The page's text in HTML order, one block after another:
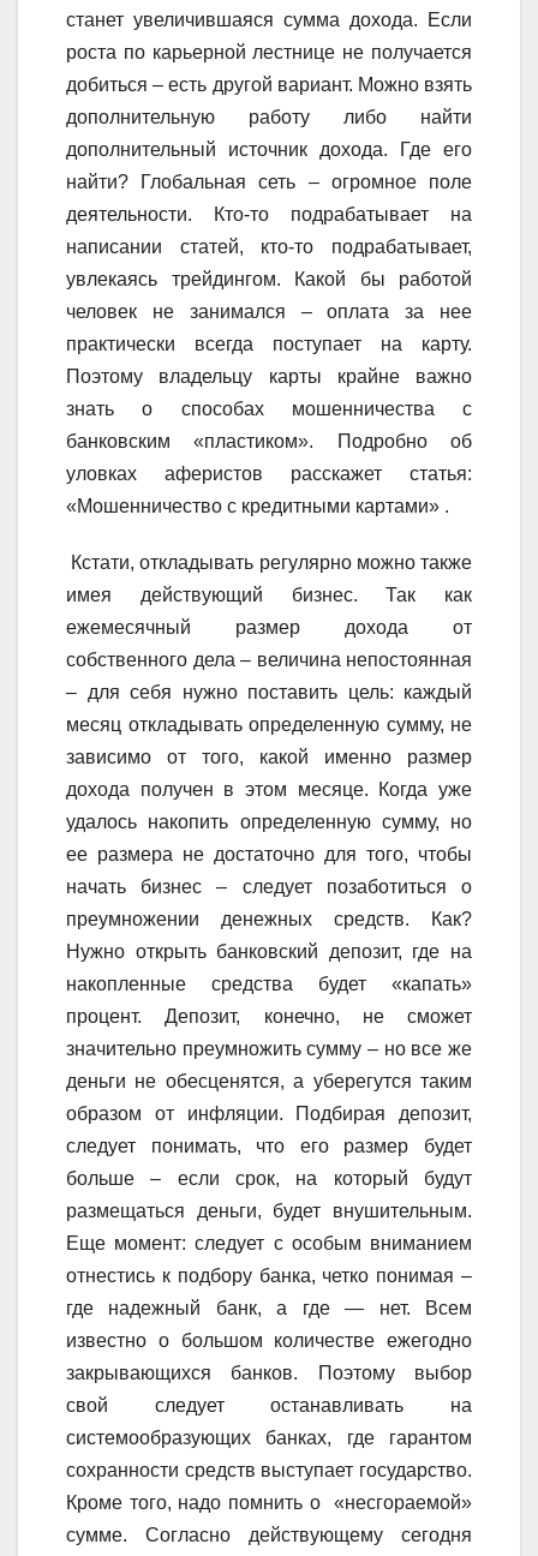
станет увеличившаяся сумма дохода. Если
роста по карьерной лестнице не получается
добиться – есть другой вариант. Можно взять
дополнительную работу либо найти
дополнительный источник дохода. Где его
найти? Глобальная сеть – огромное поле
деятельности. Кто-то подрабатывает на
написании статей, кто-то подрабатывает,
увлекаясь трейдингом. Какой бы работой
человек не занимался – оплата за нее
практически всегда поступает на карту.
Поэтому владельцу карты крайне важно
знать о способах мошенничества с
банковским «пластиком». Подробно об
уловках аферистов расскажет статья:
«Мошенничество с кредитными картами» .
Кстати, откладывать регулярно можно также
имея действующий бизнес. Так как
ежемесячный размер дохода от
собственного дела – величина непостоянная
– для себя нужно поставить цель: каждый
месяц откладывать определенную сумму, не
зависимо от того, какой именно размер
дохода получен в этом месяце. Когда уже
удалось накопить определенную сумму, но
ее размера не достаточно для того, чтобы
начать бизнес – следует позаботиться о
преумножении денежных средств. Как?
Нужно открыть банковский депозит, где на
накопленные средства будет «капать»
процент. Депозит, конечно, не сможет
значительно преумножить сумму – но все же
деньги не обесценятся, а уберегутся таким
образом от инфляции. Подбирая депозит,
следует понимать, что его размер будет
больше – если срок, на который будут
размещаться деньги, будет внушительным.
Еще момент: следует с особым вниманием
отнестись к подбору банка, четко понимая –
где надежный банк, а где — нет. Всем
известно о большом количестве ежегодно
закрывающихся банков. Поэтому выбор
свой следует останавливать на
системообразующих банках, где гарантом
сохранности средств выступает государство.
Кроме того, надо помнить о «несгораемой»
сумме. Согласно действующему сегодня